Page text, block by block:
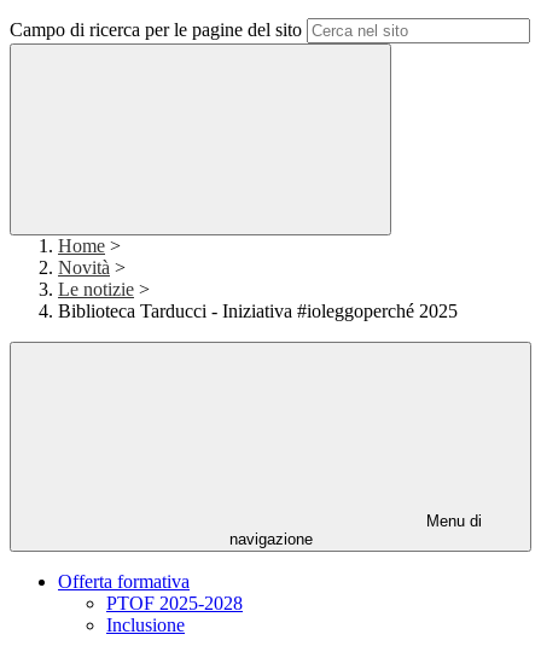
Campo di ricerca per le pagine del sito
Home >
Novità >
Le notizie >
Biblioteca Tarducci - Iniziativa #ioleggoperché 2025
Menu di
navigazione
Offerta formativa
PTOF 2025-2028
Inclusione